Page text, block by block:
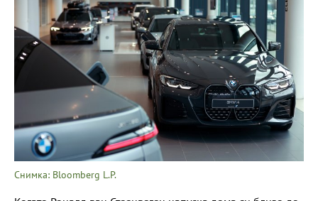
Снимка: Bloomberg L.P.